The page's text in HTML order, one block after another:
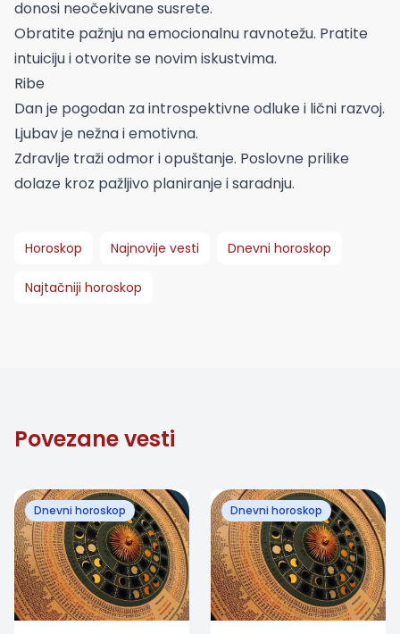
donosi neočekivane susrete.
Obratite pažnju na emocionalnu ravnotežu. Pratite
intuiciju i otvorite se novim iskustvima.
Ribe
Dan je pogodan za introspektivne odluke i lični razvoj.
Ljubav je nežna i emotivna.
Zdravlje traži odmor i opuštanje. Poslovne prilike
dolaze kroz pažljivo planiranje i saradnju.
Horoskop Najnovije vesti Dnevni horoskop
Najtačniji horoskop
Povezane vesti
Dnevni horoskop Dnevni horoskop